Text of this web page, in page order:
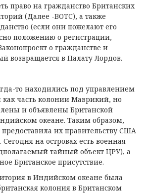
право на гражданство Британских
(Далее -BOTC), а также
(если они пожелают его
положению о регистрации,
о гражданстве и
возвращается в Палату Лордов.
то находились под управлением
часть колонии Маврикий, но
и объявлены Британской
океане. Таким образом,
их правительству США
на островах есть военная
тайный объект ЦРУ), а
Британское присутствие.
в Индийском океане была
колония в Британском